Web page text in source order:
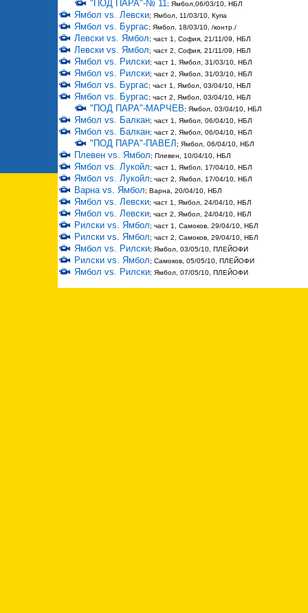
"ПОД ПАРА"-№ 11; Ямбол,06/03/10, НБЛ
Ямбол vs. Левски; Ямбол, 11/03/10, Купа
Ямбол vs. Бургас; Ямбол, 18/03/10, /контр./
Левски vs. Ямбол; част 1, София, 21/11/09, НБЛ
Левски vs. Ямбол; част 2, София, 21/11/09, НБЛ
Ямбол vs. Рилски; част 1, Ямбол, 31/03/10, НБЛ
Ямбол vs. Рилски; част 2, Ямбол, 31/03/10, НБЛ
Ямбол vs. Бургас; част 1, Ямбол, 03/04/10, НБЛ
Ямбол vs. Бургас; част 2, Ямбол, 03/04/10, НБЛ
"ПОД ПАРА"-МАРЧЕВ; Ямбол, 03/04/10, НБЛ
Ямбол vs. Балкан; част 1, Ямбол, 06/04/10, НБЛ
Ямбол vs. Балкан; част 2, Ямбол, 06/04/10, НБЛ
"ПОД ПАРА"-ПАВЕЛ ; Ямбол, 06/04/10, НБЛ
Плевен vs. Ямбол; Плевен, 10/04/10, НБЛ
Ямбол vs. Лукойл; част 1, Ямбол, 17/04/10, НБЛ
Ямбол vs. Лукойл; част 2, Ямбол, 17/04/10, НБЛ
Варна vs. Ямбол; Варна, 20/04/10, НБЛ
Ямбол vs. Левски; част 1, Ямбол, 24/04/10, НБЛ
Ямбол vs. Левски; част 2, Ямбол, 24/04/10, НБЛ
Рилски vs. Ямбол; част 1, Самоков, 29/04/10, НБЛ
Рилски vs. Ямбол; част 2, Самоков, 29/04/10, НБЛ
Ямбол vs. Рилски; Ямбол, 03/05/10, ПЛЕЙОФИ
Рилски vs. Ямбол; Самоков, 05/05/10, ПЛЕЙОФИ
Ямбол vs. Рилски; Ямбол, 07/05/10, ПЛЕЙОФИ